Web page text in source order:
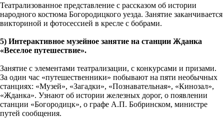
Театрализованное представление с рассказом об истории
народного костюма Богородицкого уезда. Занятие заканчивается
викториной и фотосессией в кресле с бобрами.
5) Интерактивное музейное занятие на станции Жданка
«Веселое путешествие».
Занятие с элементами театрализации, с конкурсами и призами.
За один час «путешественники» побывают на пяти необычных
станциях: «Музей», «Загадки», «Познавательная», «Кинозал»,
«Жданка». Узнают об истории железных дорог, о появлении
станции «Богородицк», о графе А.П. Бобринском, министре
путей сообщения.